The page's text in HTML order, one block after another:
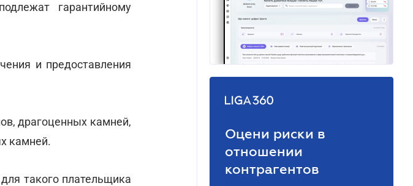
гарантийному
и предоставления
драгоценных камней,
камней.
такого плательщика
Оцени риски в
отношении
контрагентов